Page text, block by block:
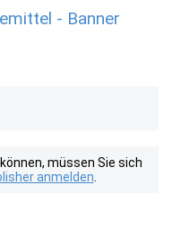
- Banner
müssen Sie sich
anmelden